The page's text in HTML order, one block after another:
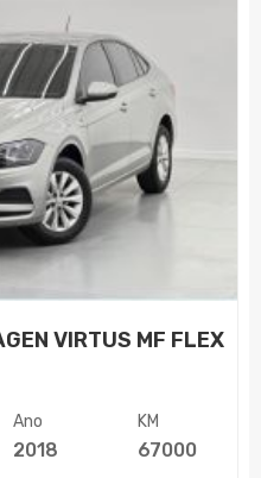
VIRTUS MF FLEX
Ano
2018
KM
67000